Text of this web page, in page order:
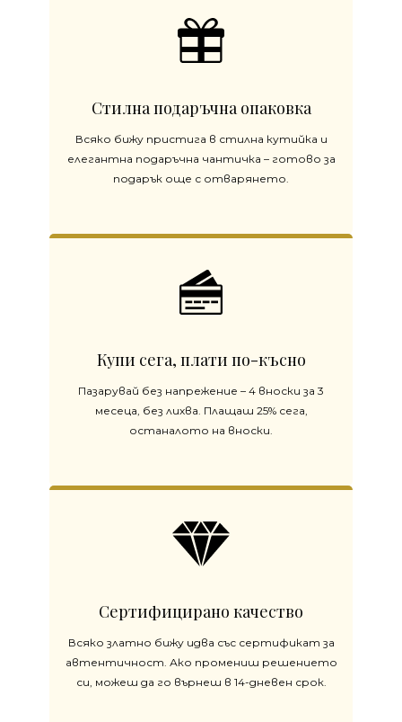
Стилна подаръчна опаковка
Всяко бижу пристига в стилна кутийка и
елегантна подаръчна чантичка – готово за
подарък още с отварянето.
Купи сега, плати по-късно
Пазарувай без напрежение – 4 вноски за 3
месеца, без лихва. Плащаш 25% сега,
останалото на вноски.
Сертифицирано качество
Всяко златно бижу идва със сертификат за
автентичност. Ако промениш решението
си, можеш да го върнеш в 14-дневен срок.